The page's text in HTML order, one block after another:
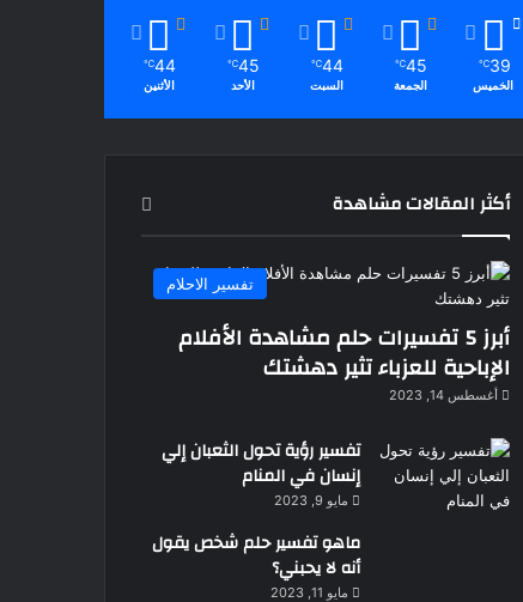
39
℃
الخميس
45
℃
الجمعة
44
℃
السبت
45
℃
الأحد
44
℃
الأثنين
أكثر المقالات مشاهدة
تفسير الاحلام
أبرز 5 تفسيرات حلم مشاهدة الأفلام
الإباحية للعزباء تثير دهشتك
أغسطس 14, 2023
تفسير رؤية تحول الثعبان إلي
إنسان في المنام
مايو 9, 2023
ماهو تفسير حلم شخص يقول
أنه لا يحبني؟
مايو 11, 2023